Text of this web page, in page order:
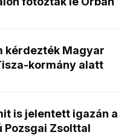
kérdezték Magyar
kormány alatt
is jelentett igazán a
Pozsgai Zsolttal